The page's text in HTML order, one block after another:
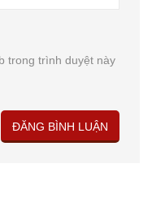
trong trình duyệt này